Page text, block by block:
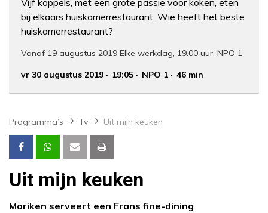
Vijf koppels, met een grote passie voor koken, eten
bij elkaars huiskamerrestaurant. Wie heeft het beste
huiskamerrestaurant?
Vanaf 19 augustus 2019 Elke werkdag, 19.00 uur, NPO 1
vr 30 augustus 2019
19:05 NPO 1 46 min
Programma’s Tv Uit mijn keuken
Uit mijn keuken
Mariken serveert een Frans fine-dining